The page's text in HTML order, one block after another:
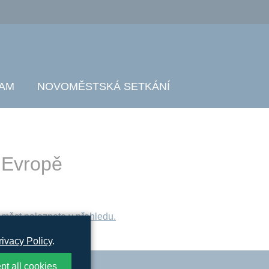
NOVOMĚSTSKÁ SETKÁNÍ
naleznete v přehledu.
Policy.
all cookies